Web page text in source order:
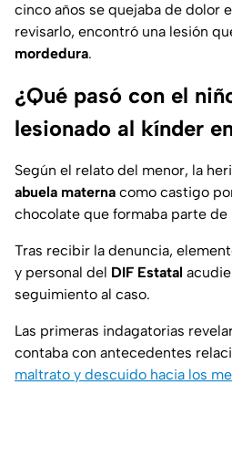
cinco años se quejaba de dolor
revisarlo, encontró una lesión
mordedura.
¿Qué pasó con el
lesionado al kínder
Según el relato del menor, la
abuela materna como castigo
chocolate que formaba parte de
Tras recibir la denuncia,
y personal del DIF Estatal
seguimiento al caso.
Las primeras indagatorias
contaba con antecedentes
maltrato y descuido hacia los